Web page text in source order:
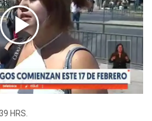
HRS.